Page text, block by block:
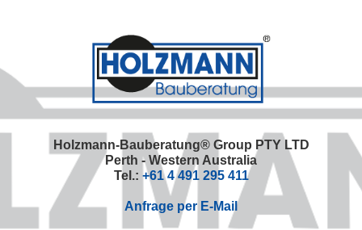
navigation
content
sidebar
Holzmann-Bauberatung® Group PTY LTD
Perth - Western Australia
Tel.: +61 4 491 295 411
Anfrage per E-Mail